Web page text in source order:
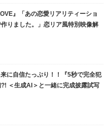
』「あの恋愛リアリティーショ
りました。」恋リア風特別映像解
に自信たっぷり！！『5秒で完全犯
＜生成AI＞と一緒に完成披露試写